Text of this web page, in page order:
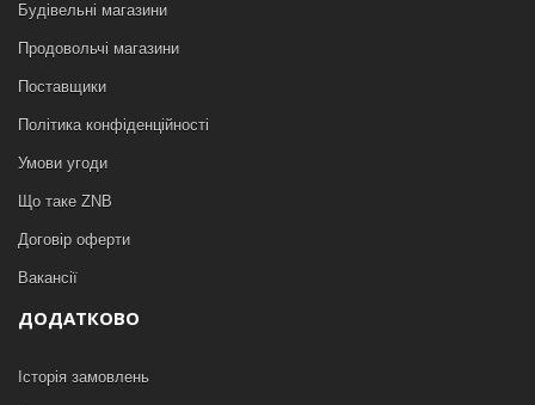
Будівельні магазини
Продовольчі магазини
Поставщики
Політика конфіденційності
Умови угоди
Що таке ZNB
Договір оферти
Вакансії
ДОДАТКОВО
Історія замовлень